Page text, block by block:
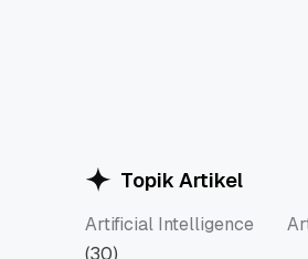
Topik Artikel
Artificial Intelligence
Artificial Intelligence
(30)